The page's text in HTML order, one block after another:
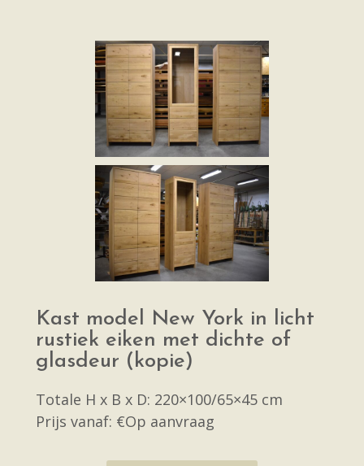
Kast model New York in licht
rustiek eiken met dichte of
glasdeur (kopie)
Totale H x B x D: 220×100/65×45 cm
Prijs vanaf: €Op aanvraag